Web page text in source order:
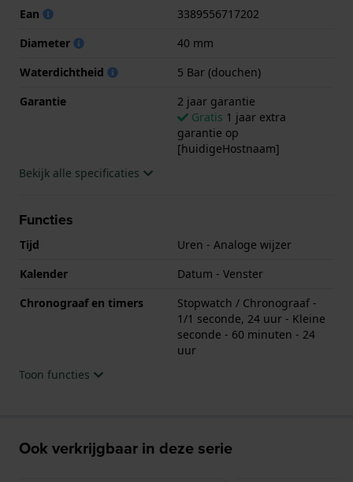
Ean
3389556717202
Diameter
40 mm
Waterdichtheid
5 Bar (douchen)
Garantie
2 jaar garantie
Gratis 1 jaar extra
garantie op
[huidigeHostnaam]
Bekijk alle specificaties
Functies
Tijd
Uren - Analoge wijzer
Kalender
Datum - Venster
Chronograaf en timers
Stopwatch / Chronograaf -
1/1 seconde, 24 uur - Kleine
seconde - 60 minuten - 24
uur
Toon functies
Ook verkrijgbaar in deze serie